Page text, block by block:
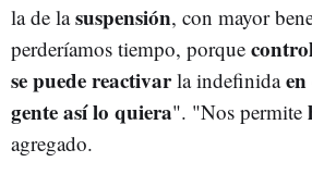
la de lasuspensión, con mayor
perderíamos tiempo, porque
se puede reactivarla indefinida
gente así lo quiera". "Nos permite
agregado.